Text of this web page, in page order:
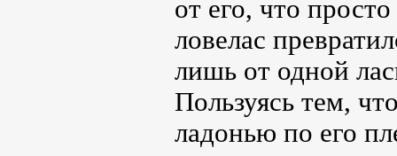
от его, что
ловелас
лишь от одной
Пользуясь тем,
ладонью по его